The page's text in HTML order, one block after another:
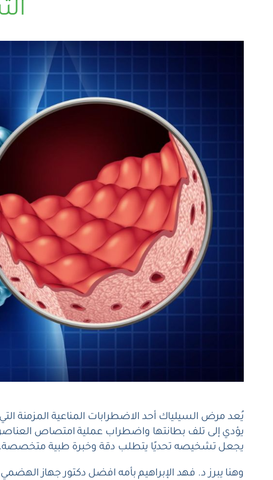
يُعد مرض السيلياك أحد الاضطرابات المناعية المزمنة
يؤدي إلى تلف بطانتها واضطراب عملية امتصاص العناصر
يجعل تشخيصه تحديًا يتطلب دقة وخبرة طبية متخصصة.
وهنا يبرز د. فهد الإبراهيم بأمه افضل دكتور جهاز